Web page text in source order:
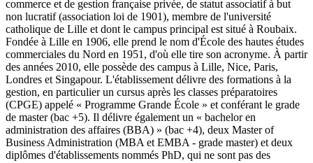
commerce et de gestion française privée, de statut associatif à but
non lucratif (association loi de 1901), membre de l'université
catholique de Lille et dont le campus principal est situé à Roubaix.
Fondée à Lille en 1906, elle prend le nom d'École des hautes études
commerciales du Nord en 1951, d'où elle tire son acronyme. À partir
des années 2010, elle possède des campus à Lille, Nice, Paris,
Londres et Singapour. L'établissement délivre des formations à la
gestion, en particulier un cursus après les classes préparatoires
(CPGE) appelé « Programme Grande École » et conférant le grade
de master (bac +5). Il délivre également un « bachelor en
administration des affaires (BBA) » (bac +4), deux Master of
Business Administration (MBA et EMBA - grade master) et deux
diplômes d'établissements nommés PhD, qui ne sont pas des